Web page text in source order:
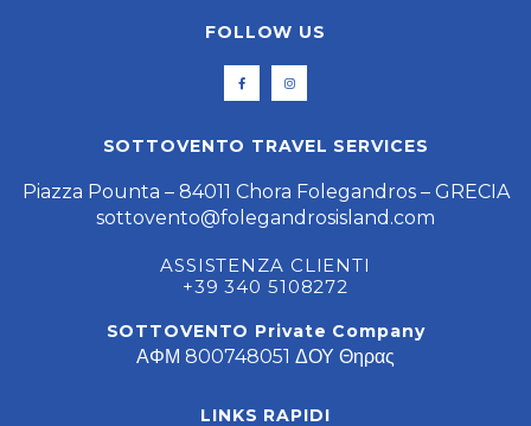
FOLLOW US
SOTTOVENTO TRAVEL SERVICES
Piazza Pounta – 84011 Chora Folegandros – GRECIA
sottovento@folegandrosisland.com
ASSISTENZA CLIENTI
+39 340 5108272
SOTTOVENTO Private Company
ΑΦΜ 800748051 ΔΟΥ Θηρας
LINKS RAPIDI